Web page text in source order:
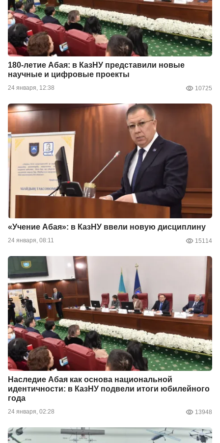
180-летие Абая: в КазНУ представили новые
научные и цифровые проекты
24 января, 12:38 10725
«Учение Абая»: в КазНУ ввели новую дисциплину
24 января, 08:11 15114
Наследие Абая как основа национальной
идентичности: в КазНУ подвели итоги юбилейного
года
24 января, 02:28 13948